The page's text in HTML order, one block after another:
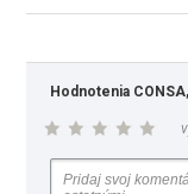
Hodnotenia